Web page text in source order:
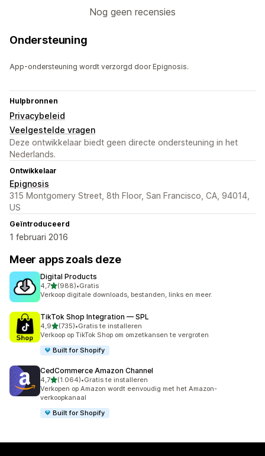
Nog geen recensies
Ondersteuning
App-ondersteuning wordt verzorgd door Epignosis.
Hulpbronnen
Privacybeleid
Veelgestelde vragen
Deze ontwikkelaar biedt geen directe ondersteuning in het
Nederlands.
Ontwikkelaar
Epignosis
315 Montgomery Street, 8th Floor, San Francisco, CA, 94014,
US
Geïntroduceerd
1 februari 2016
Meer apps zoals deze
Digital Products
4,7van 5 sterren
(988)
988 recensies in totaal
•Gratis
Verkoop digitale downloads, bestanden, links en meer.
TikTok Shop Integration — SPL
4,9van 5 sterren
(735)
735 recensies in totaal
•Gratis te installeren
Verkoop op TikTok Shop om omzetkansen te vergroten
Built for Shopify
CedCommerce Amazon Channel
4,7van 5 sterren
(1.064)
1064 recensies in totaal
•Gratis te installeren
Verkopen op Amazon wordt eenvoudig met het Amazon-
verkoopkanaal
Built for Shopify